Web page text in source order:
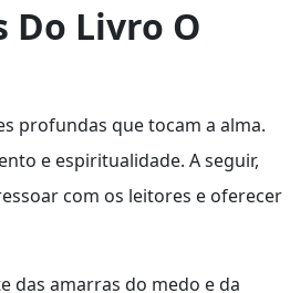
Do Livro O
profundas que tocam a alma.
e espiritualidade. A seguir,
com os leitores e oferecer
das amarras do medo e da